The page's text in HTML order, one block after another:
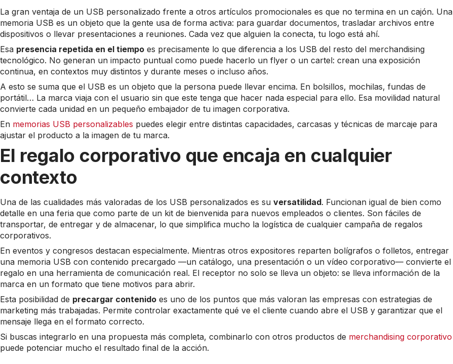
La gran ventaja de un USB personalizado frente a otros artículos promocionales es que no termina en un cajón. Una
memoria USB es un objeto que la gente usa de forma activa: para guardar documentos, trasladar archivos entre
dispositivos o llevar presentaciones a reuniones. Cada vez que alguien la conecta, tu logo está ahí.
Esa presencia repetida en el tiempo es precisamente lo que diferencia a los USB del resto del merchandising
tecnológico. No generan un impacto puntual como puede hacerlo un flyer o un cartel: crean una exposición
continua, en contextos muy distintos y durante meses o incluso años.
A esto se suma que el USB es un objeto que la persona puede llevar encima. En bolsillos, mochilas, fundas de
portátil… La marca viaja con el usuario sin que este tenga que hacer nada especial para ello. Esa movilidad natural
convierte cada unidad en un pequeño embajador de tu imagen corporativa.
En memorias USB personalizables puedes elegir entre distintas capacidades, carcasas y técnicas de marcaje para
ajustar el producto a la imagen de tu marca.
El regalo corporativo que encaja en cualquier
contexto
Una de las cualidades más valoradas de los USB personalizados es su versatilidad. Funcionan igual de bien como
detalle en una feria que como parte de un kit de bienvenida para nuevos empleados o clientes. Son fáciles de
transportar, de entregar y de almacenar, lo que simplifica mucho la logística de cualquier campaña de regalos
corporativos.
En eventos y congresos destacan especialmente. Mientras otros expositores reparten bolígrafos o folletos, entregar
una memoria USB con contenido precargado —un catálogo, una presentación o un vídeo corporativo— convierte el
regalo en una herramienta de comunicación real. El receptor no solo se lleva un objeto: se lleva información de la
marca en un formato que tiene motivos para abrir.
Esta posibilidad de precargar contenido es uno de los puntos que más valoran las empresas con estrategias de
marketing más trabajadas. Permite controlar exactamente qué ve el cliente cuando abre el USB y garantizar que el
mensaje llega en el formato correcto.
Si buscas integrarlo en una propuesta más completa, combinarlo con otros productos de merchandising corporativo
puede potenciar mucho el resultado final de la acción.